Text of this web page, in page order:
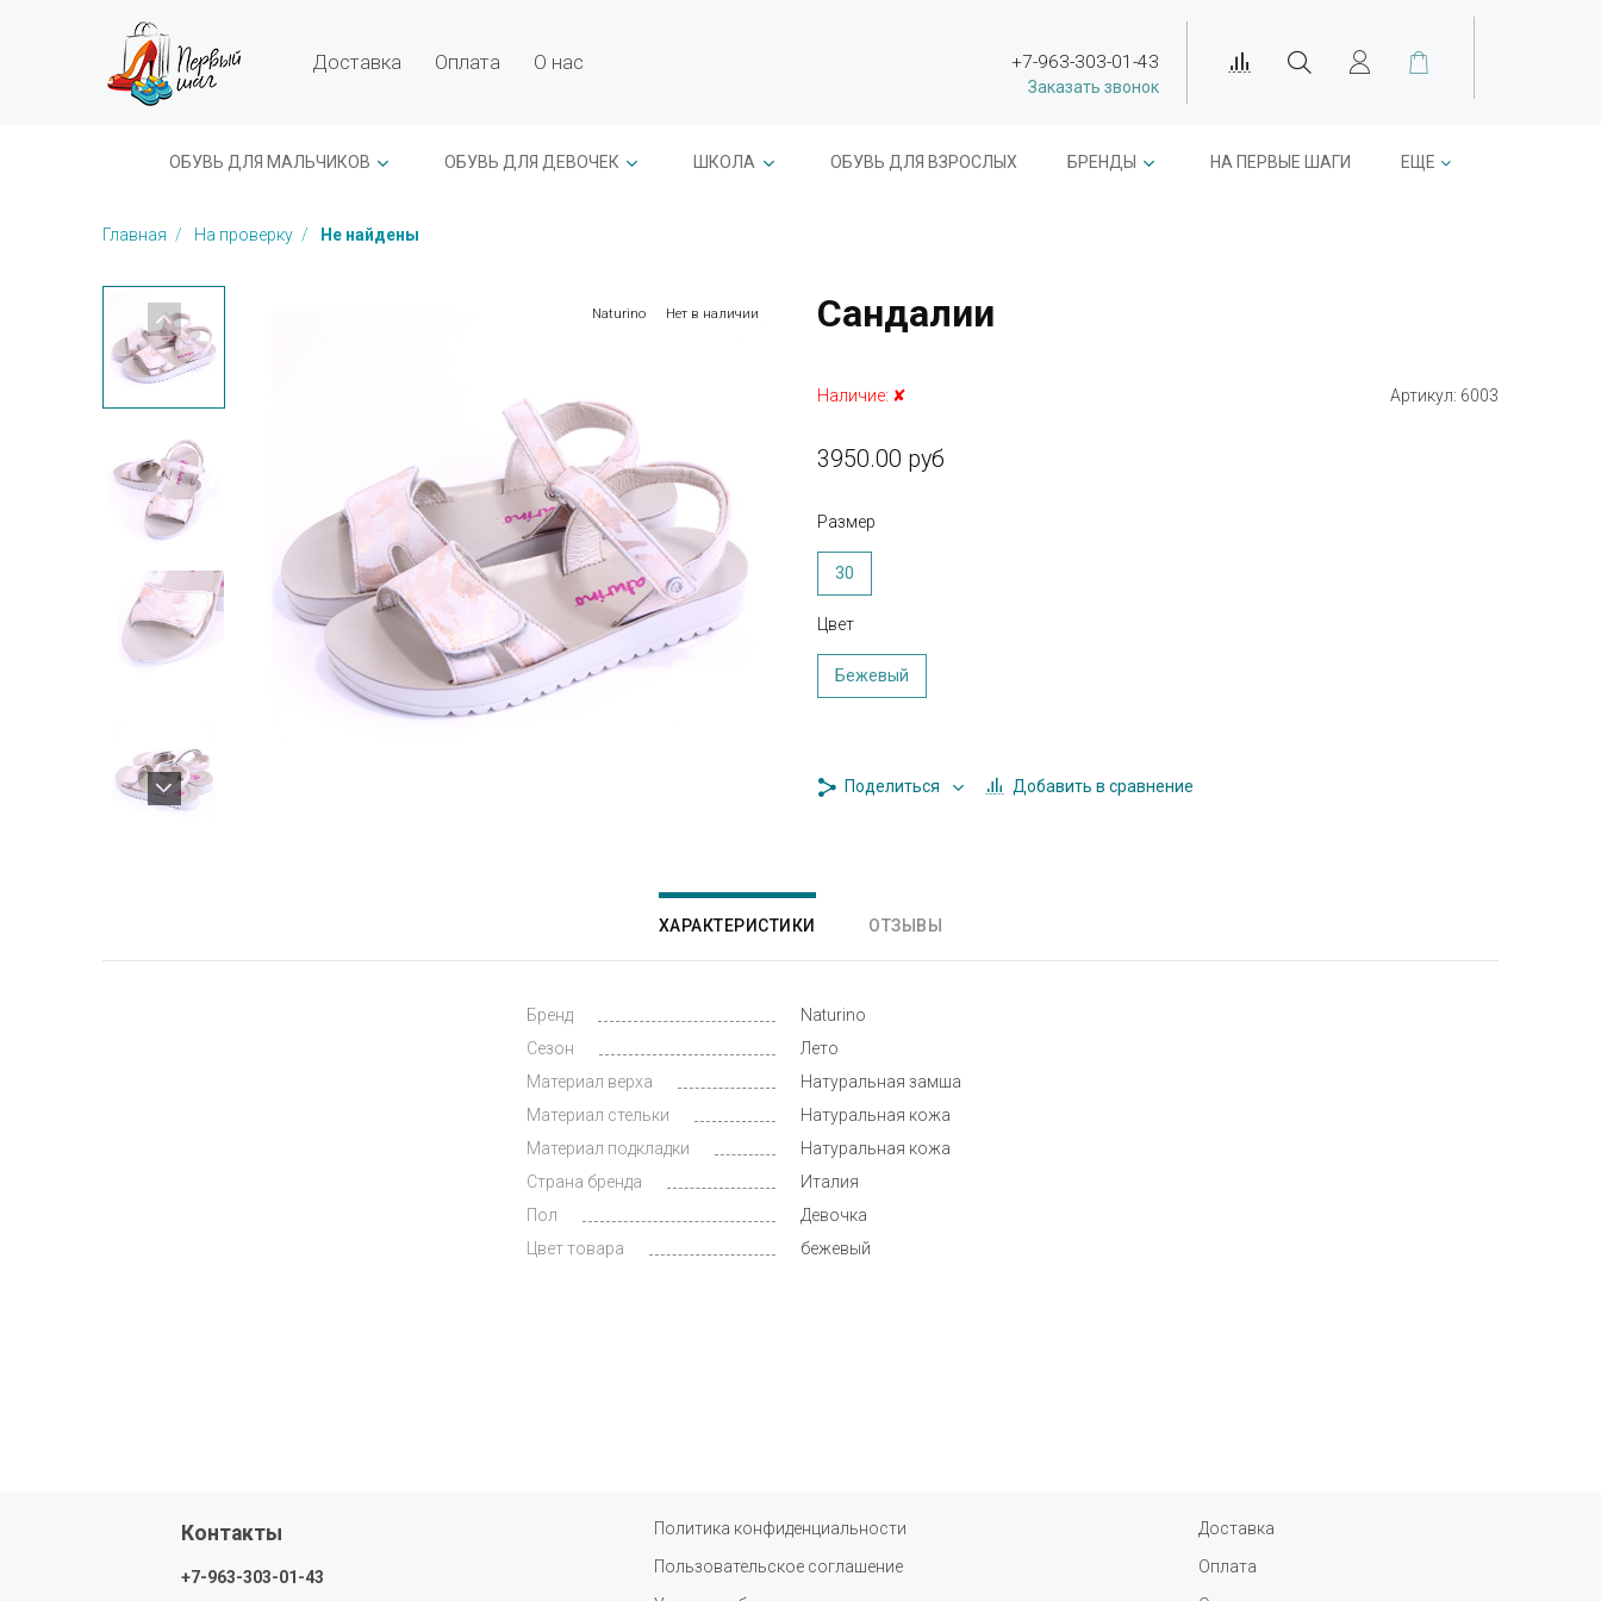
+7-963-303-01-43
Заказать звонок
Доставка Оплата О нас
ОБУВЬ ДЛЯ МАЛЬЧИКОВ ОБУВЬ ДЛЯ ДЕВОЧЕК ШКОЛА ОБУВЬ ДЛЯ ВЗРОСЛЫХ БРЕНДЫ НА ПЕРВЫЕ ШАГИ ЕЩЕ
Главная На проверку Не найдены
Naturino Нет в наличии Сандалии
Наличие: ✘ Артикул: 6003
3950.00 руб
Размер
30
Цвет
Бежевый
Поделиться Добавить в сравнение
ХАРАКТЕРИСТИКИ ОТЗЫВЫ
Бренд
Naturino
Сезон
Лето
Материал верха
Натуральная замша
Материал стельки
Натуральная кожа
Материал подкладки
Натуральная кожа
Страна бренда
Италия
Пол
Девочка
Цвет товара
бежевый
Политика конфиденциальности
Пользовательское соглашение
Доставка
Оплата
Контакты
+7-963-303-01-43